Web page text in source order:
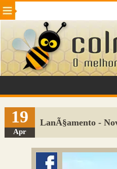
Beleza Cinema e TV
Internet Jogos NotÃ­cias
VeÃ­culos Adulto
Sugerir Link
Adicionar Blog
Colmeia Exchange
19
Apr
LanÃ§amento -